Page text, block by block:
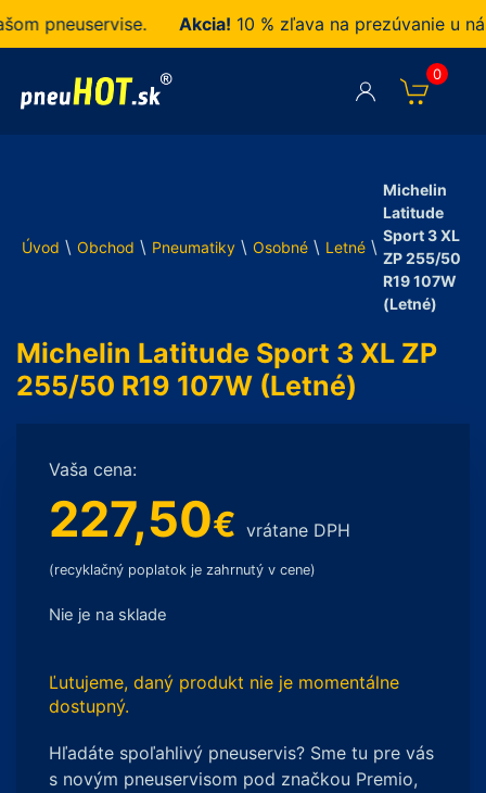
pneuservise. Akcia!10 % zľava na prezúvanie u nás
0
Úvod \ Obchod \ Pneumatiky \ Osobné \ Letné \
Michelin
Latitude
Sport 3 XL
ZP 255/50
R19 107W
(Letné)
Michelin Latitude Sport 3 XL ZP
255/50 R19 107W (Letné)
Vaša cena:
227,50€ vrátane DPH
(recyklačný poplatok je zahrnutý v cene)
Nie je na sklade
Ľutujeme, daný produkt nie je momentálne
dostupný.
Hľadáte spoľahlivý pneuservis? Sme tu pre vás
s novým pneuservisom pod značkou Premio,